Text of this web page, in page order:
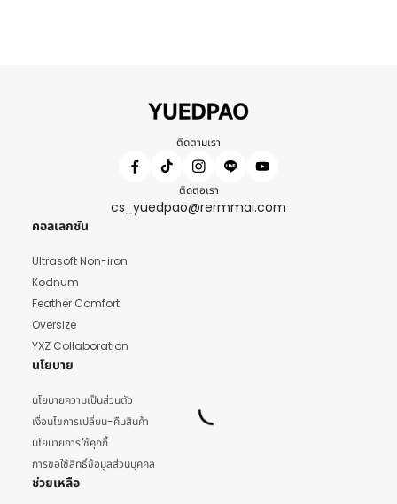
ติดตามเรา
ติดต่อเรา
cs_yuedpao@rermmai.com
คอลเลกชัน
Ultrasoft Non-iron
Kodnum
Feather Comfort
Oversize
YXZ Collaboration
นโยบาย
นโยบายความเป็นส่วนตัว
เงื่อนไขการเปลี่ยน-คืนสินค้า
นโยบายการใช้คุกกี้
การขอใช้สิทธิ์ข้อมูลส่วนบุคคล
ช่วยเหลือ